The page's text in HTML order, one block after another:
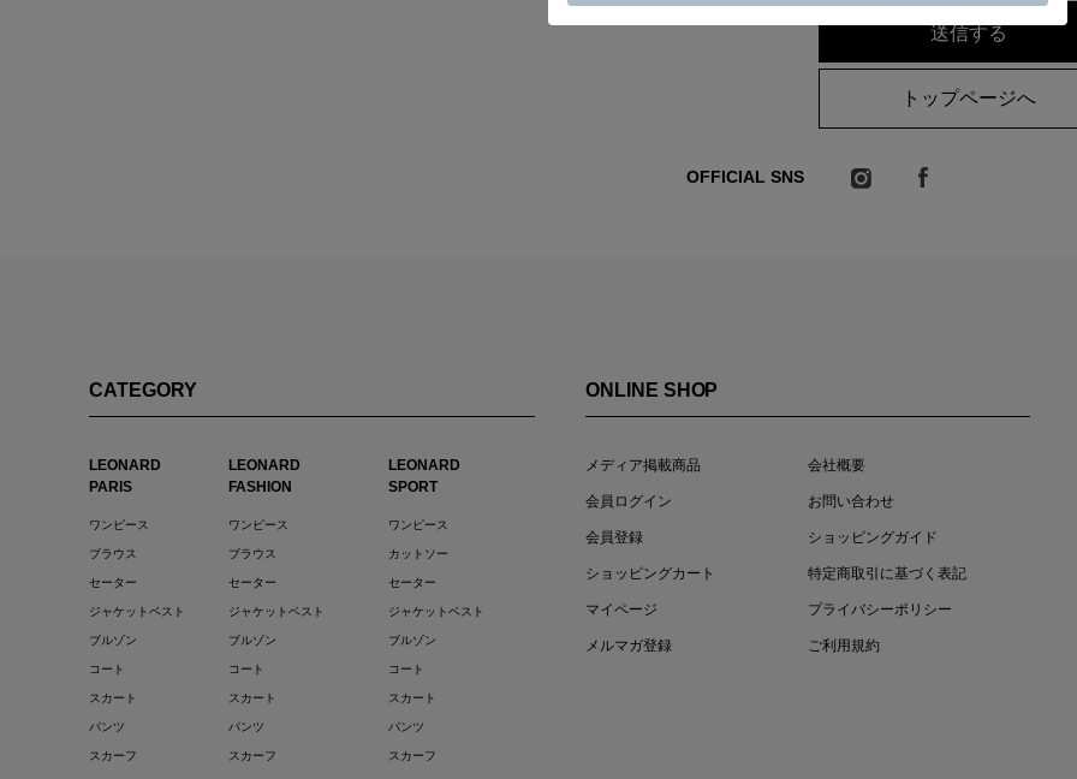
トップページへ
OFFICIAL SNS
CATEGORY
LEONARD
PARIS
ワンピース
ブラウス
セーター
ジャケットベスト
ブルゾン
コート
スカート
パンツ
スカーフ
LEONARD
FASHION
ワンピース
ブラウス
セーター
ジャケットベスト
ブルゾン
コート
スカート
パンツ
スカーフ
LEONARD
SPORT
ワンピース
カットソー
セーター
ジャケットベスト
ブルゾン
コート
スカート
パンツ
スカーフ
ONLINE SHOP
メディア掲載商品
会員ログイン
会員登録
ショッピングカート
マイページ
メルマガ登録
会社概要
お問い合わせ
ショッピングガイド
特定商取引に基づく表記
プライバシーポリシー
ご利用規約